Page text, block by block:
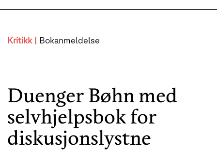
Kritikk | Bokanmeldelse
Duenger Bøhn med
selvhjelpsbok for
diskusjonslystne